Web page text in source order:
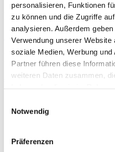
personalisieren, Funktionen
zu können und die Zugriffe
analysieren. Außerdem
Verwendung unserer
soziale Medien, Werbung
Partner führen diese
weiteren Daten zusammen,
Notwendig
Präferenzen
Der Wohnbereich
Zurück
Der Wohnbereich
admin2024-11-11T16:24:28+01:00